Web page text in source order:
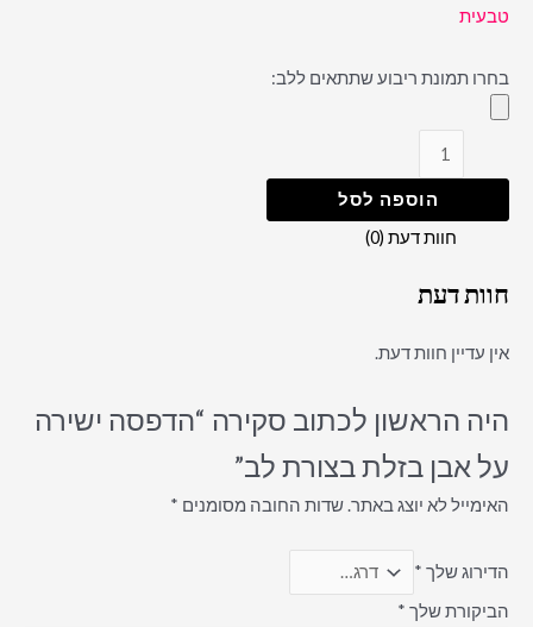
טבעית
בחרו תמונת ריבוע שתתאים ללב:
הוספה לסל
חוות דעת (0)
חוות דעת
אין עדיין חוות דעת.
היה הראשון לכתוב סקירה “הדפסה ישירה
על אבן בזלת בצורת לב”
האימייל לא יוצג באתר.שדות החובה מסומנים *
הדירוג שלך *
הביקורת שלך *